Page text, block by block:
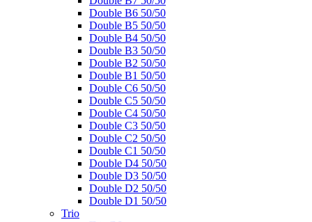
Double B6 50/50
Double B5 50/50
Double B4 50/50
Double B3 50/50
Double B2 50/50
Double B1 50/50
Double C6 50/50
Double C5 50/50
Double C4 50/50
Double C3 50/50
Double C2 50/50
Double C1 50/50
Double D4 50/50
Double D3 50/50
Double D2 50/50
Double D1 50/50
Trio